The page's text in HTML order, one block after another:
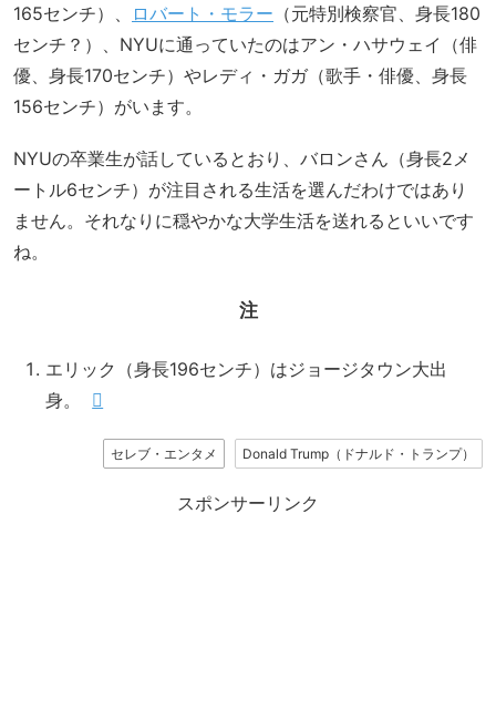
165センチ）、
ロバート・モラー （元特別検察官、身長180
センチ？）、NYUに通っていたのはアン・ハサウェイ（俳
優、身長170センチ）やレディ・ガガ（歌手・俳優、身長
156センチ）がいます。
NYUの卒業生が話しているとおり、バロンさん（身長2メ
ートル6センチ）が注目される生活を選んだわけではあり
ません。それなりに穏やかな大学生活を送れるといいです
ね。
注
エリック（身長196センチ）はジョージタウン大出
身。
セレブ・エンタメ Donald Trump（ドナルド・トランプ）
スポンサーリンク